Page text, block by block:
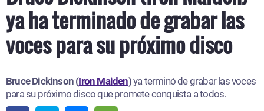
ya ha terminado de grabar las
voces para su próximo disco
Bruce Dickinson (Iron Maiden)ya terminó de grabar las voces
para su próximo disco que promete conquista a todos.